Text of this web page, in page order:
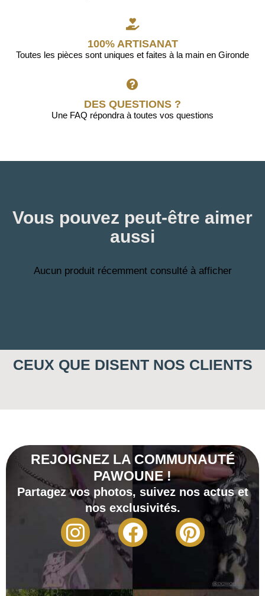
100% ARTISANAT
Toutes les pièces sont uniques et faites à la main en Gironde
DES QUESTIONS ?
Une FAQ répondra à toutes vos questions
Vous pouvez peut-être aimer
aussi
Aucun produit récemment consulté à afficher
CEUX QUE DISENT NOS CLIENTS
REJOIGNEZ LA COMMUNAUTÉ
PAWOUNE !
Partagez vos photos, suivez nos actus et
nos exclusivités.